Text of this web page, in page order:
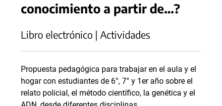
conocimiento a partir de…?
Libro electrónico | Actividades
Propuesta pedagógica para trabajar en el aula y el
hogar con estudiantes de 6°, 7° y 1er año sobre el
relato policial, el método científico, la genética y el